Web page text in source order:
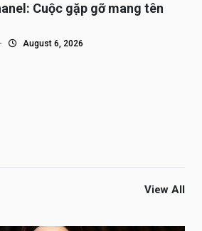
Cuộc gặp gỡ mang tên
August 6, 2026
View All